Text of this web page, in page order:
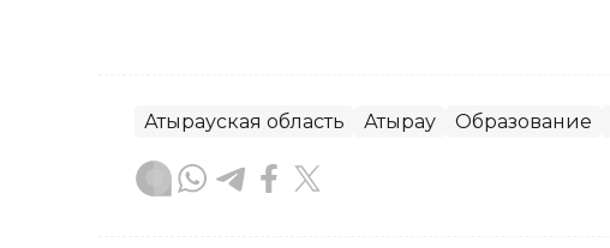
Атырауская область Атырау Образование